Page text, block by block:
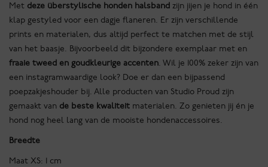
Met deze überstylische honden halsband zijn jijen je hond in één
klap gestyled voor een dagje flaneren. Er zijn verschillende
prints en materialen, dus altijd perfect te matchen met de stijl
van het baasje. Bijvoorbeeld dit bijzondere exemplaar met en
fraaie tweed en goudkleurige accenten. Wil je 100% zeker zijn van
een instagramwaardige look? Doe er dan een bijpassend
poepzakjeshouder bij. Alle producten van Studio Proud zijn
gemaakt van de beste kwaliteit materialen. Zo genieten jij én je
hond nog heel lang van de mooiste hondenaccessoires.
Breedte
Maat XS: 1 cm